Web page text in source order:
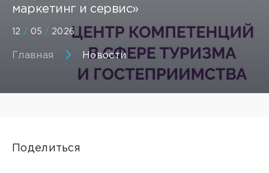
маркетинг и сервис»
12 / 05 / 2026
Главная Новости
Поделиться